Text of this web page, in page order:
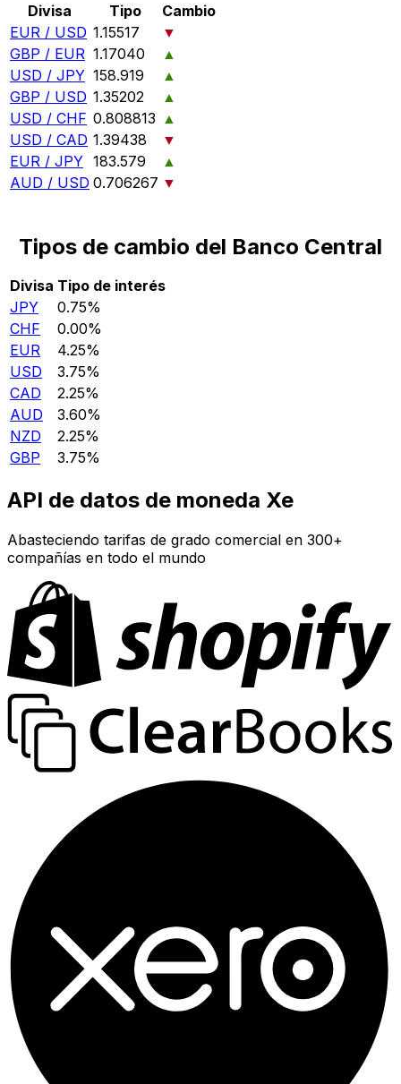
Divisa Tipo
Cambio
EUR / USD 1.15517
▼
GBP / EUR 1.17040
▲
USD / JPY 158.919
▲
GBP / USD 1.35202
▲
USD / CHF 0.808813 ▲
USD / CAD 1.39438
▼
EUR / JPY 183.579
▲
AUD / USD 0.706267 ▼
Tipos de cambio del Banco Central
Divisa Tipo de interés
JPY
0.75%
CHF
0.00%
EUR
4.25%
USD
3.75%
CAD
2.25%
AUD
3.60%
NZD
2.25%
GBP
3.75%
API de datos de moneda Xe
Abasteciendo tarifas de grado comercial en 300+
compañías en todo el mundo